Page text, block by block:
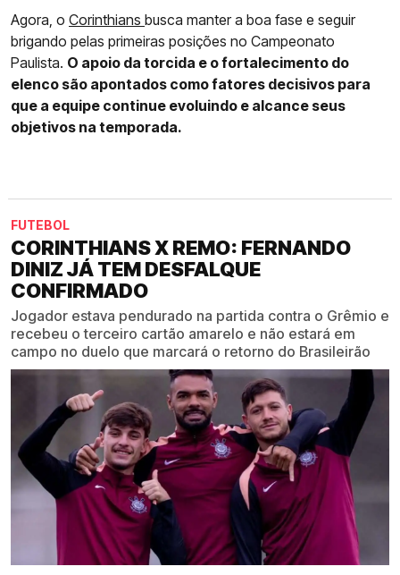
Agora, o Corinthians busca manter a boa fase e seguir
brigando pelas primeiras posições no Campeonato
Paulista. O apoio da torcida e o fortalecimento do
elenco são apontados como fatores decisivos para
que a equipe continue evoluindo e alcance seus
objetivos na temporada.
FUTEBOL
CORINTHIANS X REMO: FERNANDO
DINIZ JÁ TEM DESFALQUE
CONFIRMADO
Jogador estava pendurado na partida contra o Grêmio e
recebeu o terceiro cartão amarelo e não estará em
campo no duelo que marcará o retorno do Brasileirão